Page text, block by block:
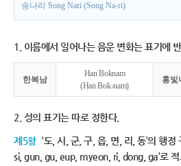
송나리 Song Nari (Song Na-ri)
1. 이름에서 일어나는 음운 변화는 표기에
한복남
Han Boknam
(Han Bok-nam)
홍빛
2. 성의 표기는 따로 정한다.
제5항 ‘도, 시, 군, 구, 읍, 면, 리, 동’의 행정
si, gun, gu, eup, myeon, ri, dong, ga’로